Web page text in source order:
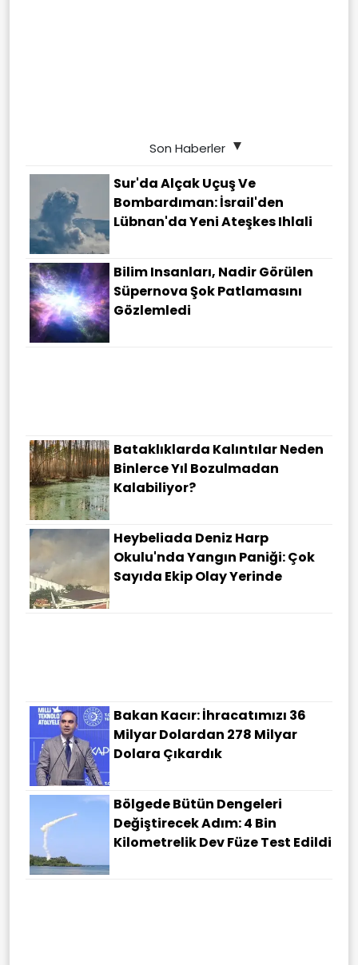
Son Haberler
Sur'da Alçak Uçuş Ve
Bombardıman: İsrail'den
Lübnan'da Yeni Ateşkes Ihlali
Bilim Insanları, Nadir Görülen
Süpernova Şok Patlamasını
Gözlemledi
Bataklıklarda Kalıntılar Neden
Binlerce Yıl Bozulmadan
Kalabiliyor?
Heybeliada Deniz Harp
Okulu'nda Yangın Paniği: Çok
Sayıda Ekip Olay Yerinde
Bakan Kacır: İhracatımızı 36
Milyar Dolardan 278 Milyar
Dolara Çıkardık
Bölgede Bütün Dengeleri
Değiştirecek Adım: 4 Bin
Kilometrelik Dev Füze Test Edildi